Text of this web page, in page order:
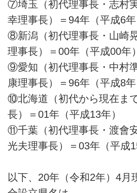
⑦埼玉（初代理事長・志村
幸理事長）＝94年（平成6年
⑧新潟（初代理事長・山崎
理事長）＝00年（平成00年）
⑨愛知（初代理事長・中村
康理事長）＝96年（平成8年
⑩北海道（初代から現在ま
長）＝01年（平成13年）
⑪千葉（初代理事長・渡會
光夫理事長）＝03年（平成
以下、20年（令和2年）4月